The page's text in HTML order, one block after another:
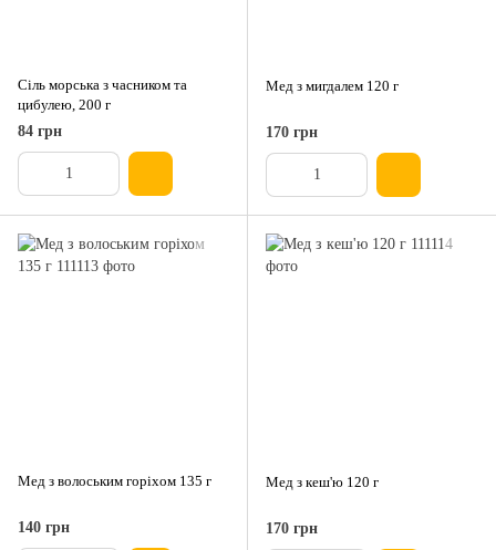
Сіль морська з часником та
цибулею, 200 г
84 грн
Мед з мигдалем 120 г
170 грн
Мед з волоським горіхом 135 г
140 грн
Мед з кеш'ю 120 г
170 грн